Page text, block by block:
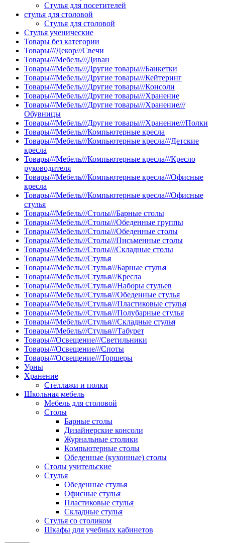
Стулья для посетителей
стулья для столовой
Стулья для столовой
Стулья ученические
Товары без категории
Товары///Декор///Свечи
Товары///Мебель///Диван
Товары///Мебель///Другие товары///Банкетки
Товары///Мебель///Другие товары///Кейтеринг
Товары///Мебель///Другие товары///Консоли
Товары///Мебель///Другие товары///Хранение
Товары///Мебель///Другие товары///Хранение///
Обувницы
Товары///Мебель///Другие товары///Хранение///Полки
Товары///Мебель///Компьютерные кресла
Товары///Мебель///Компьютерные кресла///Детские
кресла
Товары///Мебель///Компьютерные кресла///Кресло
руководителя
Товары///Мебель///Компьютерные кресла///Офисные
кресла
Товары///Мебель///Компьютерные кресла///Офисные
стулья
Товары///Мебель///Столы///Барные столы
Товары///Мебель///Столы///Обеденные группы
Товары///Мебель///Столы///Обеденные столы
Товары///Мебель///Столы///Письменные столы
Товары///Мебель///Столы///Складные столы
Товары///Мебель///Стулья
Товары///Мебель///Стулья///Барные стулья
Товары///Мебель///Стулья///Кресла
Товары///Мебель///Стулья///Наборы стульев
Товары///Мебель///Стулья///Обеденные стулья
Товары///Мебель///Стулья///Пластиковые стулья
Товары///Мебель///Стулья///Полубарные стулья
Товары///Мебель///Стулья///Складные стулья
Товары///Мебель///Стулья///Табурет
Товары///Освещение///Светильники
Товары///Освещение///Споты
Товары///Освещение///Торшеры
Урны
Хранение
Стеллажи и полки
Школьная мебель
Мебель для столовой
Столы
Барные столы
Дизайнерские консоли
Журнальные столики
Компьютерные столы
Обеденные (кухонные) столы
Столы учительские
Стулья
Обеденные стулья
Офисные стулья
Пластиковые стулья
Складные стулья
Стулья со столиком
Шкафы для учебных кабинетов